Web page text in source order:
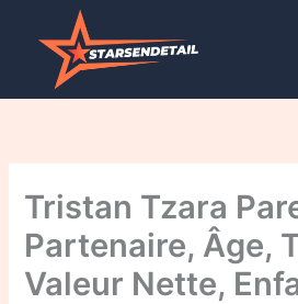
Tristan Tzara
Partenaire, Âge,
Valeur Nette,